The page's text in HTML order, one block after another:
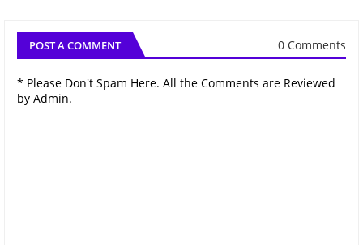
POST A COMMENT 0 Comments
* Please Don't Spam Here. All the Comments are Reviewed
by Admin.